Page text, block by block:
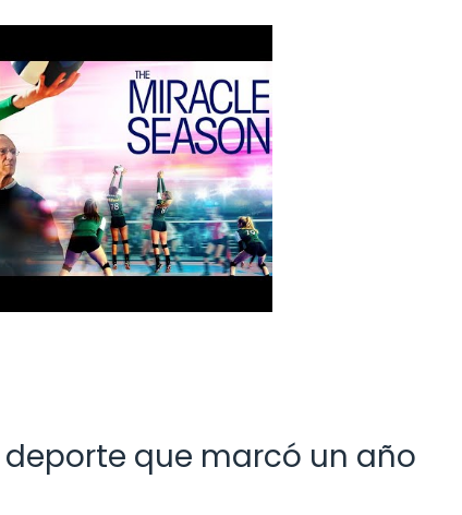
deporte que marcó un año